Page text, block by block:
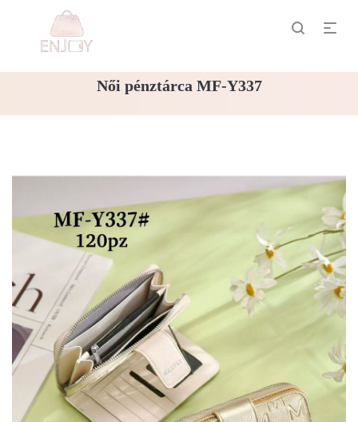
Női pénztárca MF-Y337